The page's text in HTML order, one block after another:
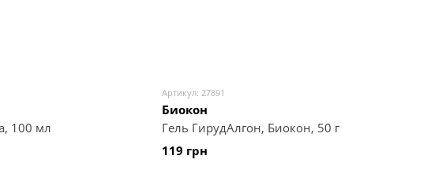
100 мл
Артикул: 27891
Биокон
Гель ГирудАлгон, Биокон, 50 г
119 грн